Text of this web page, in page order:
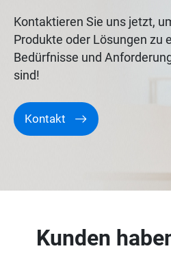
Kontaktieren Sie uns jetzt,
Produkte oder Lösungen zu
Bedürfnisse und
sind!
Kontakt
Kunden